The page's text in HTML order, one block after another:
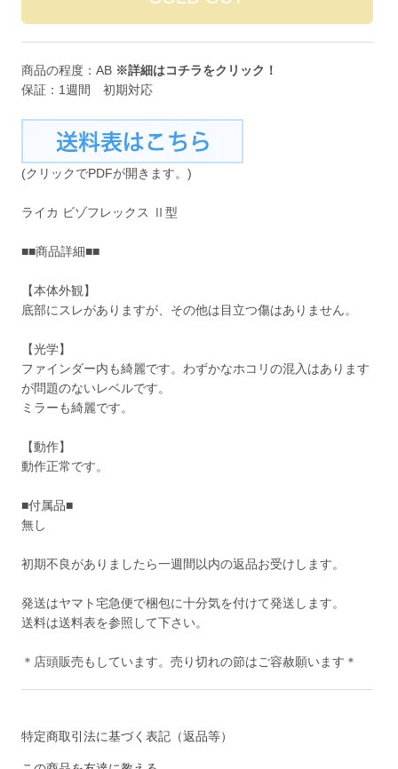
商品の程度：AB ※詳細はコチラをクリック！
保証：1週間 初期対応
(クリックでPDFが開きます。)
ライカ ビゾフレックス Ⅱ型
■■商品詳細■■
【本体外観】
底部にスレがありますが、その他は目立つ傷はありません。
【光学】
ファインダー内も綺麗です。わずかなホコリの混入はあります
が問題のないレベルです。
ミラーも綺麗です。
【動作】
動作正常です。
■付属品■
無し
初期不良がありましたら一週間以内の返品お受けします。
発送はヤマト宅急便で梱包に十分気を付けて発送します。
送料は送料表を参照して下さい。
＊店頭販売もしています。売り切れの節はご容赦願います＊
特定商取引法に基づく表記（返品等）